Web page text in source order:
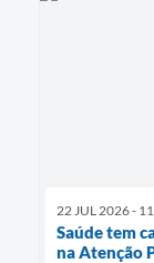
22 JUL 2026 -
Saúde tem
na Atenção